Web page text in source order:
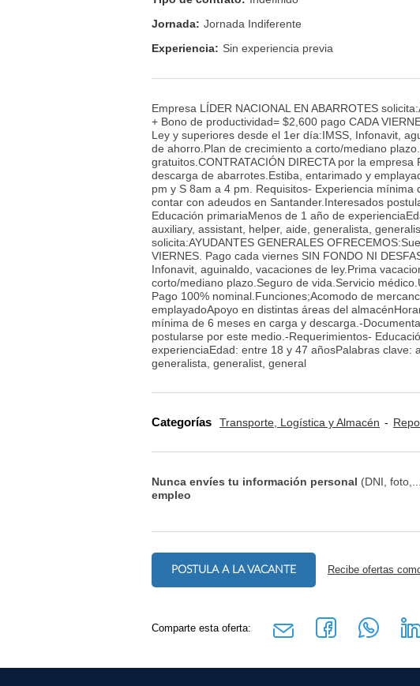
Jornada: Jornada Indiferente
Experiencia: Sin experiencia previa
Empresa LÍDER NACIONAL EN ABARROTES
+ Bono de productividad= $2,600 pago CADA
Ley y superiores desde el 1er día:IMSS, Infonavit,
de ahorro.Plan de crecimiento a corto/mediano
gratuitos.CONTRATACIÓN DIRECTA por la
descarga de abarrotes.Estiba, entarimado y
pm y S 8am a 4 pm. Requisitos- Experiencia
contar con adeudos en Santander.Interesados
Educación primariaMenos de 1 año de
auxiliary, assistant, helper, aide, generalista,
solicita:AYUDANTES GENERALES
VIERNES. Pago cada viernes SIN FONDO NI
Infonavit, aguinaldo, vacaciones de ley.Prima
corto/mediano plazo.Seguro de vida.Servicio
Pago 100% nominal.Funciones;Acomodo de
emplayadoApoyo en distintas áreas del
mínima de 6 meses en carga y descarga.-
postularse por este medio.-Requerimientos-
experienciaEdad: entre 18 y 47 añosPalabras clave:
generalista, generalist, general
Categorías Transporte, Logística y Almacén
Nunca envíes tu información personal (DNI,
empleo
POSTULA A LA VACANTE Recibe ofertas
Comparte esta oferta: